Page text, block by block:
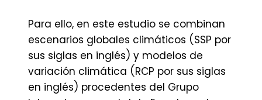
Para ello, en este estudio se combinan
escenarios globales climáticos (SSP por
sus siglas en inglés) y modelos de
variación climática (RCP por sus siglas
en inglés) procedentes del Grupo